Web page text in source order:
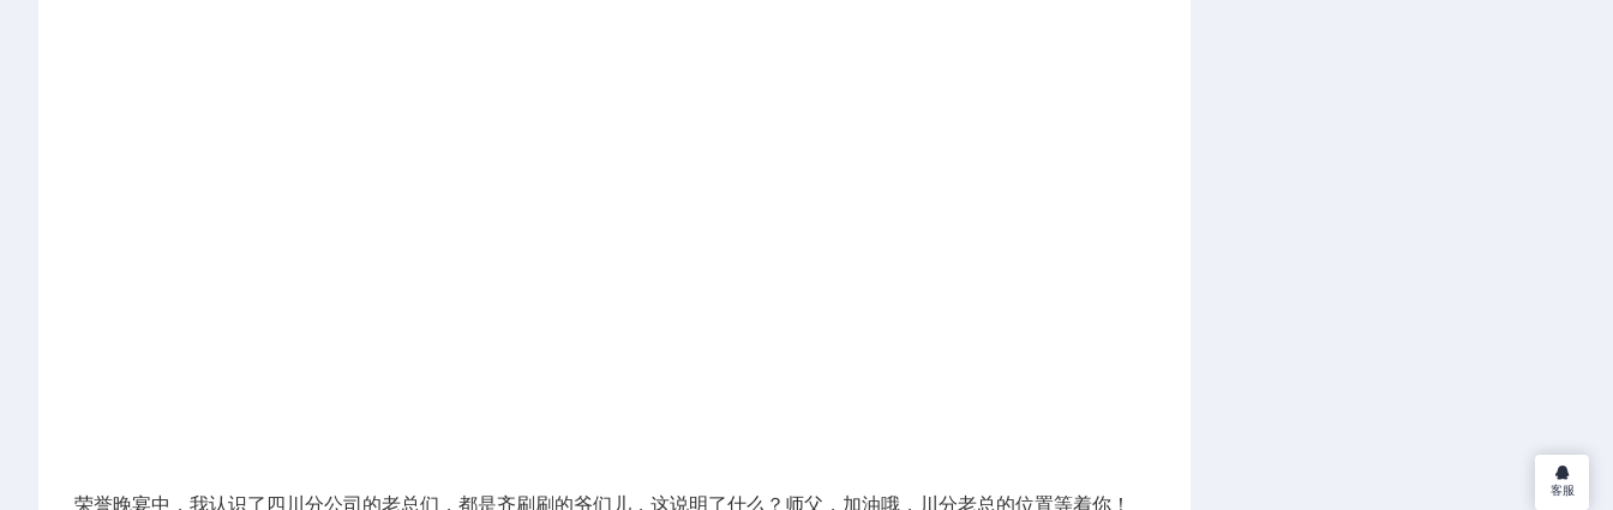
荣誉晚宴中，我认识了四川分公司的老总们，都是齐刷刷的爷们儿，这说明了什么？师父，加油哦，川分老总的位置等着你！
客服